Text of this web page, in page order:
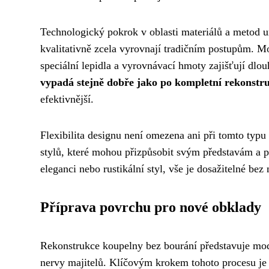
Technologický pokrok v oblasti materiálů a metod
kvalitativně zcela vyrovnají tradičním postupům.
speciální lepidla a vyrovnávací hmoty zajišťují
vypadá stejně dobře jako po kompletní
efektivnější.
Flexibilita designu není omezena ani při tomto
stylů, které mohou přizpůsobit svým představám
eleganci nebo rustikální styl, vše je dosažitelné
Příprava povrchu pro nové obklady
Rekonstrukce koupelny bez bourání představuje
nervy majitelů. Klíčovým krokem tohoto procesu